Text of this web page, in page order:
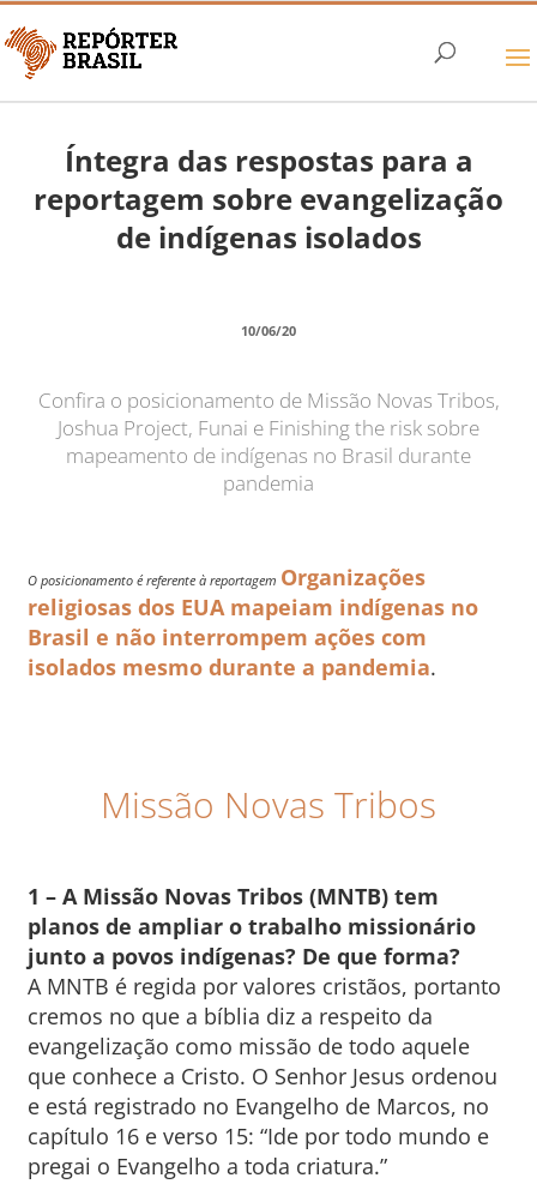
Íntegra das respostas para a
reportagem sobre evangelização
de indígenas isolados
10/06/20
Confira o posicionamento de Missão Novas Tribos,
Joshua Project, Funai e Finishing the risk sobre
mapeamento de indígenas no Brasil durante
pandemia
O posicionamento é referente à reportagem Organizações
religiosas dos EUA mapeiam indígenas no
Brasil e não interrompem ações com
isolados mesmo durante a pandemia.
Missão Novas Tribos
1 – A Missão Novas Tribos (MNTB) tem
planos de ampliar o trabalho missionário
junto a povos indígenas? De que forma?
A MNTB é regida por valores cristãos, portanto
cremos no que a bíblia diz a respeito da
evangelização como missão de todo aquele
que conhece a Cristo. O Senhor Jesus ordenou
e está registrado no Evangelho de Marcos, no
capítulo 16 e verso 15: “Ide por todo mundo e
pregai o Evangelho a toda criatura.”